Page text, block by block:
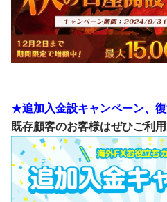
★追加入金設キャンペーン、復
既存顧客のお客様はぜひご利用